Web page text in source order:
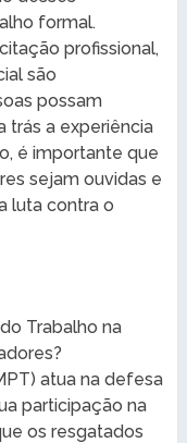
formal.
profissional,
são
possam
trás a experiência
é importante que
sejam ouvidas e
luta contra o
Trabalho na
atua na defesa
participação na
os resgatados